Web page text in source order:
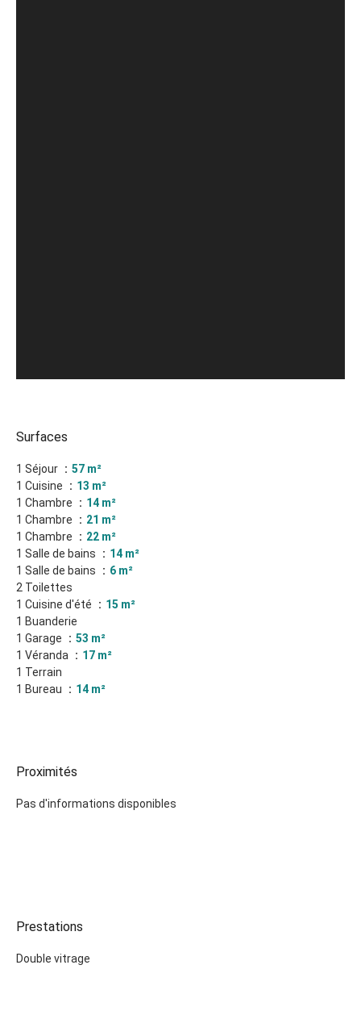
Surfaces
1 Séjour
57 m²
1 Cuisine
13 m²
1 Chambre
14 m²
1 Chambre
21 m²
1 Chambre
22 m²
1 Salle de bains
14 m²
1 Salle de bains
6 m²
2 Toilettes
1 Cuisine d'été
15 m²
1 Buanderie
1 Garage
53 m²
1 Véranda
17 m²
1 Terrain
1 Bureau
14 m²
Proximités
Pas d'informations disponibles
Prestations
Double vitrage